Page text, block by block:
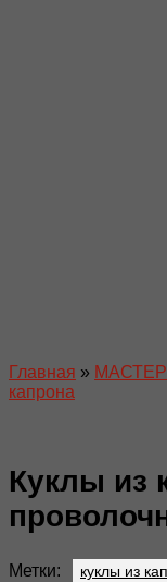
Главная »
капрона
Куклы из
Метки: куклы из